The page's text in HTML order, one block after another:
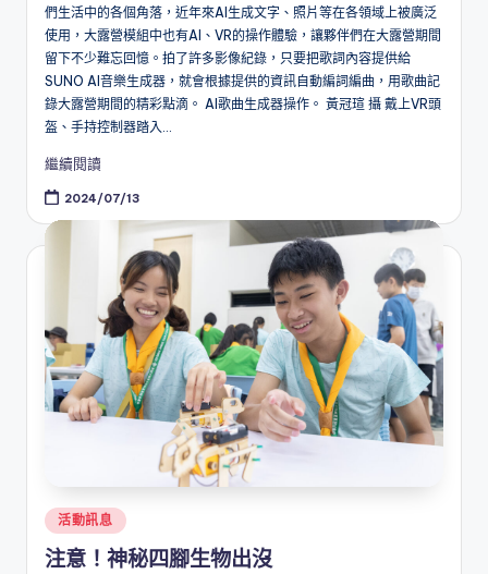
們生活中的各個角落，近年來AI生成文字、照片等在各領域上被廣泛
使用，大露營模組中也有AI、VR的操作體驗，讓夥伴們在大露營期間
留下不少難忘回憶。拍了許多影像紀錄，只要把歌詞內容提供給
SUNO AI音樂生成器，就會根據提供的資訊自動編詞編曲，用歌曲記
錄大露營期間的精彩點滴。 AI歌曲生成器操作。 黃冠瑄 攝 戴上VR頭
盔、手持控制器踏入...
繼續閱讀
2024/07/13
Posted
活動訊息
注意！神秘四腳生物出沒